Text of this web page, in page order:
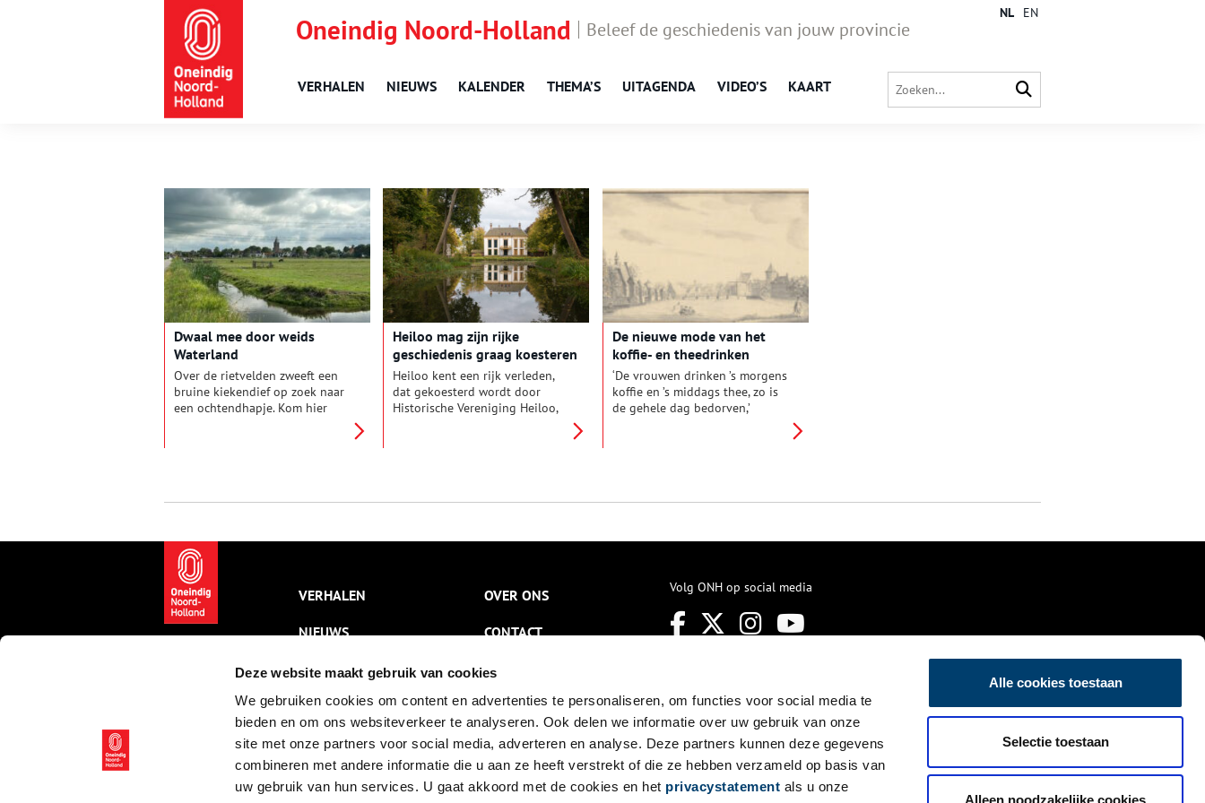
Deze website maakt gebruik van cookies
We gebruiken cookies om content en advertenties te personaliseren, om functies voor social media te
bieden en om ons websiteverkeer te analyseren. Ook delen we informatie over uw gebruik van onze
site met onze partners voor social media, adverteren en analyse. Deze partners kunnen deze gegevens
combineren met andere informatie die u aan ze heeft verstrekt of die ze hebben verzameld op basis van
uw gebruik van hun services. U gaat akkoord met de cookies en het privacystatement als u onze
Alle cookies toestaan
Selectie toestaan
Alleen noodzakelijke cookies
Oneindig Noord-Holland Beleef de geschiedenis van jouw provincie
VERHALEN NIEUWS KALENDER THEMA’S UITAGENDA VIDEO’S KAART
NL EN
Dwaal mee door weids
Waterland
Over de rietvelden zweeft een
bruine kiekendief op zoek naar
een ochtendhapje. Kom hier
Heiloo mag zijn rijke
geschiedenis graag koesteren
Heiloo kent een rijk verleden,
dat gekoesterd wordt door
Historische Vereniging Heiloo,
De nieuwe mode van het
koffie- en theedrinken
‘De vrouwen drinken ’s morgens
koffie en ’s middags thee, zo is
de gehele dag bedorven,’
VERHALEN
NIEUWS
KALENDER
THEMA’S
ACTIVITEITEN
VIDEO’S
OVER ONS
CONTACT
NIEUWSBRIEF
DISCLAIMER
PRIVACY
TOEGANKELIJKHEID
Volg ONH op social media